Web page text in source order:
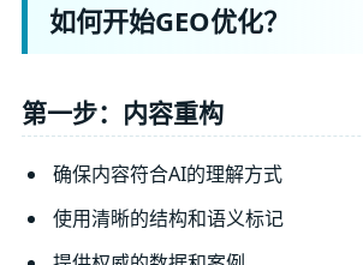
如何开始GEO优化？
第一步：内容重构
确保内容符合AI的理解方式
使用清晰的结构和语义标记